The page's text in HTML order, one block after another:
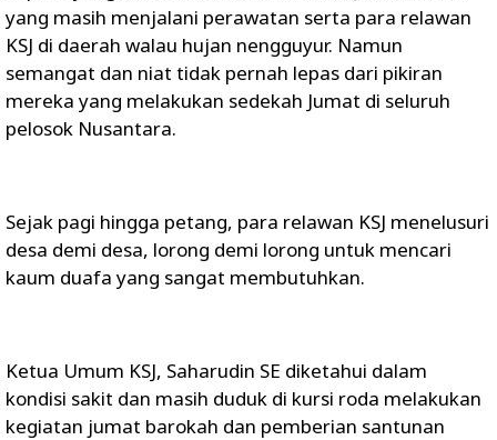
yang masih menjalani perawatan serta para relawan
KSJ di daerah walau hujan nengguyur. Namun
semangat dan niat tidak pernah lepas dari pikiran
mereka yang melakukan sedekah Jumat di seluruh
pelosok Nusantara.
Sejak pagi hingga petang, para relawan KSJ menelusuri
desa demi desa, lorong demi lorong untuk mencari
kaum duafa yang sangat membutuhkan.
Ketua Umum KSJ, Saharudin SE diketahui dalam
kondisi sakit dan masih duduk di kursi roda melakukan
kegiatan jumat barokah dan pemberian santunan